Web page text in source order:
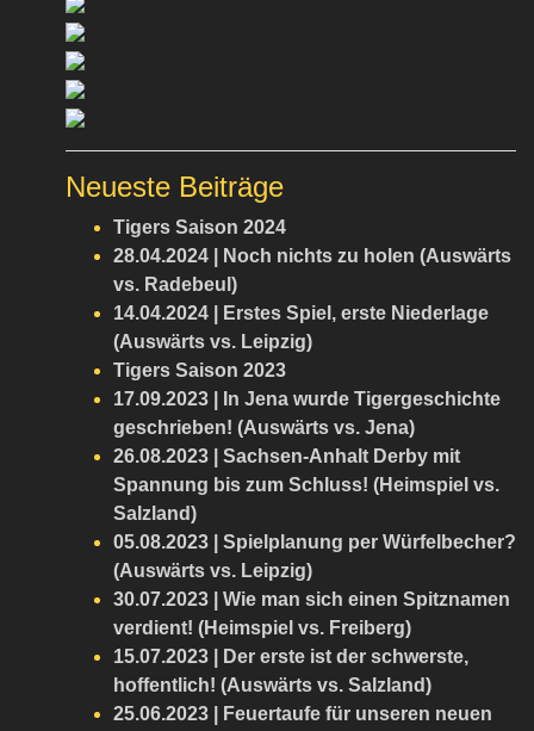
Neueste Beiträge
Tigers Saison 2024
28.04.2024 | Noch nichts zu holen (Auswärts
vs. Radebeul)
14.04.2024 | Erstes Spiel, erste Niederlage
(Auswärts vs. Leipzig)
Tigers Saison 2023
17.09.2023 | In Jena wurde Tigergeschichte
geschrieben! (Auswärts vs. Jena)
26.08.2023 | Sachsen-Anhalt Derby mit
Spannung bis zum Schluss! (Heimspiel vs.
Salzland)
05.08.2023 | Spielplanung per Würfelbecher?
(Auswärts vs. Leipzig)
30.07.2023 | Wie man sich einen Spitznamen
verdient! (Heimspiel vs. Freiberg)
15.07.2023 | Der erste ist der schwerste,
hoffentlich! (Auswärts vs. Salzland)
25.06.2023 | Feuertaufe für unseren neuen